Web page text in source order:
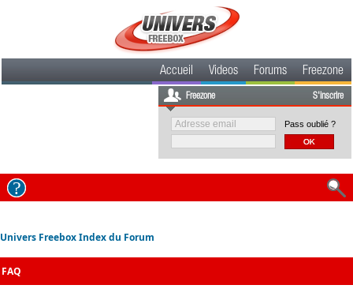
Accueil Videos Forums Freezone
Freezone S'inscrire
Pass oublié ?
Univers Freebox Index du Forum
FAQ